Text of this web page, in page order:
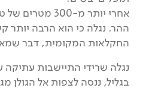
אחרי יותר מ-300
ההר. נגלה כי הוא הרבה יותר
החקלאות המקומית, דבר
נגלה שרידי התיישבות